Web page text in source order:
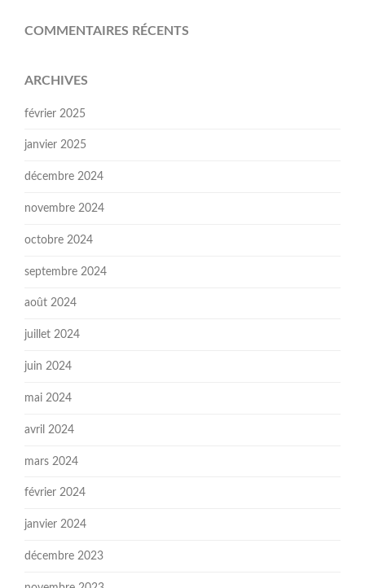
COMMENTAIRES RÉCENTS
ARCHIVES
février 2025
janvier 2025
décembre 2024
novembre 2024
octobre 2024
septembre 2024
août 2024
juillet 2024
juin 2024
mai 2024
avril 2024
mars 2024
février 2024
janvier 2024
décembre 2023